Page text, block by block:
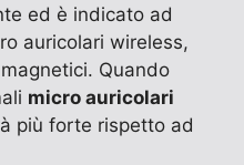
ed è indicato ad
auricolari wireless,
Quando
micro auricolari
più forte rispetto ad